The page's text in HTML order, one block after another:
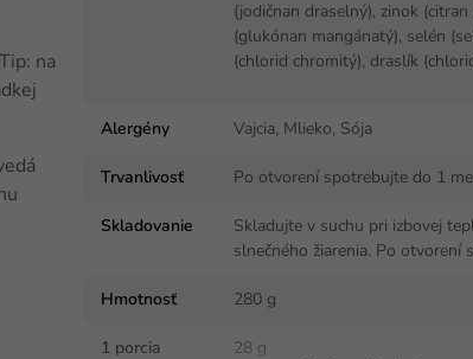
na
(jodičnan draselný), zinok
(glukónan mangánatý), selén
(chlorid chromitý), draslík
Alergény Vajcia, Mlieko, Sója
Trvanlivosť Po otvorení spotrebujte do 1
Skladovanie
Skladujte v suchu pri izbovej
slnečného žiarenia. Po otvorení
Hmotnosť 280 g
1 porcia 28 g